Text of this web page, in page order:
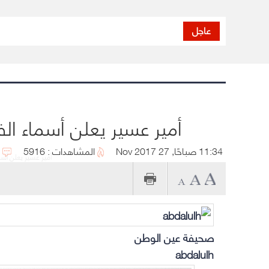
عاجل
أمير عسير يعلن أسماء
أمير عسير يعلن 11:34 صباحًا, 27 Nov 2017 المشاهدات : 5916
صحيفة عين الوطن
abdalulh